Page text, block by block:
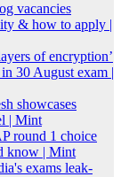
vacancies
& how to apply |
of encryption’
30 August exam |
showcases
| Mint
round 1 choice
know | Mint
exams leak-